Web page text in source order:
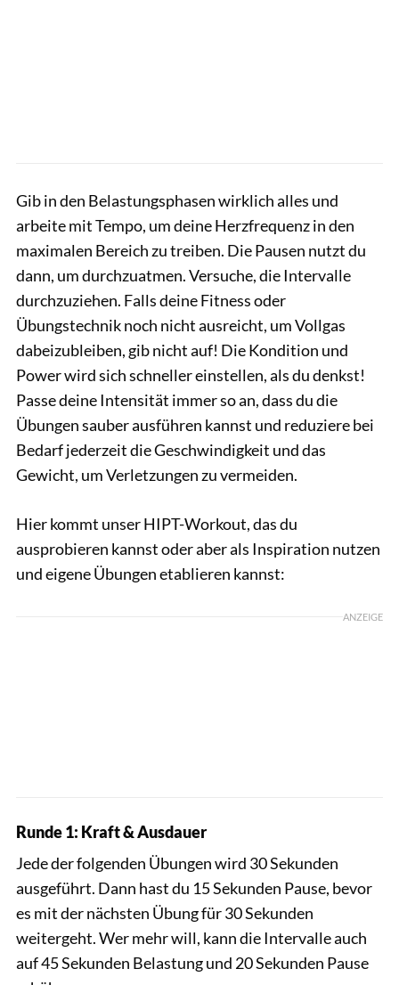
Gib in den Belastungsphasen wirklich alles und
arbeite mit Tempo, um deine Herzfrequenz in den
maximalen Bereich zu treiben. Die Pausen nutzt du
dann, um durchzuatmen. Versuche, die Intervalle
durchzuziehen. Falls deine Fitness oder
Übungstechnik noch nicht ausreicht, um Vollgas
dabeizubleiben, gib nicht auf! Die Kondition und
Power wird sich schneller einstellen, als du denkst!
Passe deine Intensität immer so an, dass du die
Übungen sauber ausführen kannst und reduziere bei
Bedarf jederzeit die Geschwindigkeit und das
Gewicht, um Verletzungen zu vermeiden.
Hier kommt unser HIPT-Workout, das du
ausprobieren kannst oder aber als Inspiration nutzen
und eigene Übungen etablieren kannst:
ANZEIGE
Runde 1: Kraft & Ausdauer
Jede der folgenden Übungen wird 30 Sekunden
ausgeführt. Dann hast du 15 Sekunden Pause, bevor
es mit der nächsten Übung für 30 Sekunden
weitergeht. Wer mehr will, kann die Intervalle auch
auf 45 Sekunden Belastung und 20 Sekunden Pause